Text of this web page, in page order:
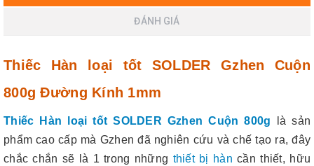
ĐÁNH GIÁ
Thiếc Hàn loại tốt SOLDER Gzhen Cuộn
800g Đường Kính 1mm
Thiếc Hàn loại tốt SOLDER Gzhen Cuộn 800g là sản
phẩm cao cấp mà Gzhen đã nghiên cứu và chế tạo ra, đây
chắc chắn sẽ là 1 trong những thiết bị hàn cần thiết, hữu